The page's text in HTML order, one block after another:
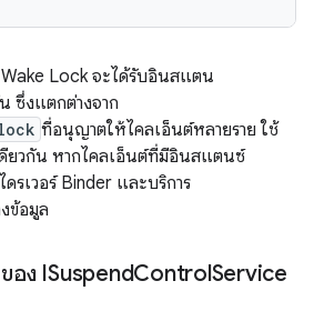
Lock จะได้รับอินสแตน
ซึ่งแตกต่างจาก
ที่อนุญาตให้ไคลเอ็นต์หลายราย ใช้
ยวกัน หากไคลเอ็นต์ที่มีอินสแตนซ์
รเวอร์ Binder และบริการ
ข้อมูล
อง ISuspendControlService